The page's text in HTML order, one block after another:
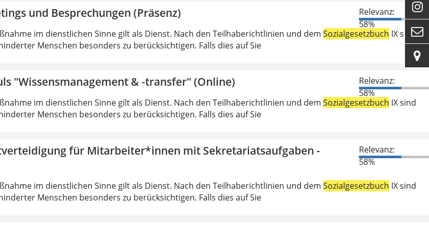
und Besprechungen (Präsenz)
Relevanz:
58%
im dienstlichen Sinne gilt als Dienst. Nach den Teilhaberichtlinien und dem Sozialgesetzbuch IX sind
Menschen besonders zu berücksichtigen. Falls dies auf Sie
"Wissensmanagement & -transfer" (Online)
Relevanz:
58%
im dienstlichen Sinne gilt als Dienst. Nach den Teilhaberichtlinien und dem Sozialgesetzbuch IX sind
Menschen besonders zu berücksichtigen. Falls dies auf Sie
für Mitarbeiter*innen mit Sekretariatsaufgaben -
Relevanz:
58%
im dienstlichen Sinne gilt als Dienst. Nach den Teilhaberichtlinien und dem Sozialgesetzbuch IX sind
Menschen besonders zu berücksichtigen. Falls dies auf Sie


